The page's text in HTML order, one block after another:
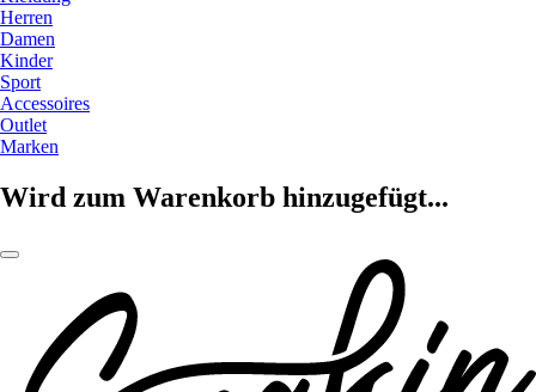
Herren
Damen
Kinder
Sport
Accessoires
Outlet
Marken
Wird zum Warenkorb hinzugefügt...